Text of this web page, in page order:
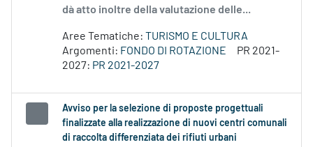
dà atto inoltre della valutazione delle...
Aree Tematiche: TURISMO E CULTURA
Argomenti: FONDO DI ROTAZIONE
PR 2021-
2027: PR 2021-2027
Avviso per la selezione di proposte progettuali
finalizzate alla realizzazione di nuovi centri comunali
di raccolta differenziata dei rifiuti urbani